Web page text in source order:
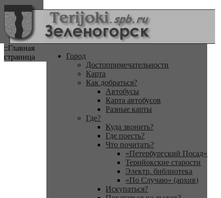
::Главная
страница
Город
Достопримечательности
Карта
Как добраться?
Автобусы
Карта автобусов
Разные карты
Где?
Куда звонить?
Где поесть?
Что почитать?
«Петербургский Посад»
Терийокские старости
Электр. библиотека
«По Случаю» (архив)
Искупаться?